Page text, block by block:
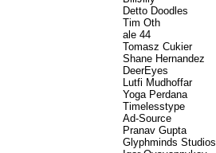
Detto Doodles
Tim Oth
ale 44
Tomasz Cukier
Shane Hernandez
DeerEyes
Lutfi Mudhoffar
Yoga Perdana
Timelesstype
Ad-Source
Pranav Gupta
Glyphminds Studios